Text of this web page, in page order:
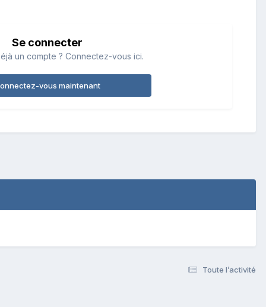
Se connecter
un compte ? Connectez-vous ici.
vous maintenant
Toute l’activité